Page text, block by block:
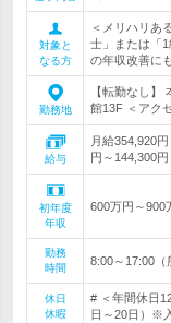
対象と
なる方
＜メリハリあ
士」または「
の年収改善に
勤務地
【転勤なし】
館13F ＜アク
給与
月給354,920
円～144,300
初年度
年収
600万円～900
勤務
時間
8:00～17:00（
休日
休暇
# ＜年間休日
日～20日）※